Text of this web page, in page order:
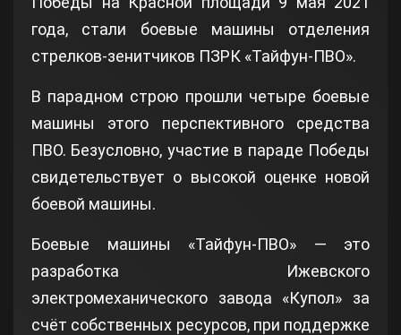
года, стали боевые машины отделения
стрелков-зенитчиков ПЗРК «Тайфун-ПВО».
В парадном строю прошли четыре боевые
машины этого перспективного средства
ПВО. Безусловно, участие в параде Победы
свидетельствует о высокой оценке новой
боевой машины.
Боевые машины «Тайфун-ПВО» — это
разработка Ижевского
электромеханического завода «Купол» за
счёт собственных ресурсов, при поддержке